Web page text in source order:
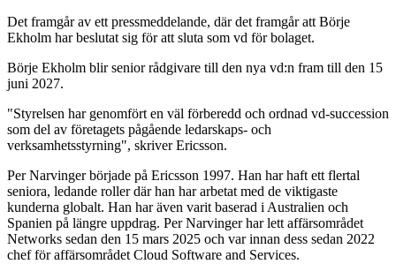
Det framgår av ett pressmeddelande, där det framgår att Börje
Ekholm har beslutat sig för att sluta som vd för bolaget.
Börje Ekholm blir senior rådgivare till den nya vd:n fram till den 15
juni 2027.
"Styrelsen har genomfört en väl förberedd och ordnad vd-succession
som del av företagets pågående ledarskaps- och
verksamhetsstyrning", skriver Ericsson.
Per Narvinger började på Ericsson 1997. Han har haft ett flertal
seniora, ledande roller där han har arbetat med de viktigaste
kunderna globalt. Han har även varit baserad i Australien och
Spanien på längre uppdrag. Per Narvinger har lett affärsområdet
Networks sedan den 15 mars 2025 och var innan dess sedan 2022
chef för affärsområdet Cloud Software and Services.